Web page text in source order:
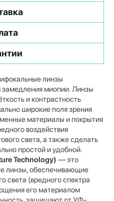
линзы
замедления миопии. Линзы
и контрастность
широкие поля зрения
материалы и покрытия
воздействия
света, а также сделать
простой и удобной.
Technology) — это
линзы, обеспечивающие
света (вредного спектра
его материалом